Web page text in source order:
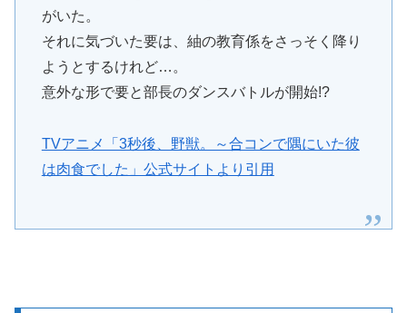
がいた。
それに気づいた要は、紬の教育係をさっそく降り
ようとするけれど…。
意外な形で要と部長のダンスバトルが開始!?
TVアニメ「3秒後、野獣。～合コンで隅にいた彼
は肉食でした」公式サイトより引用